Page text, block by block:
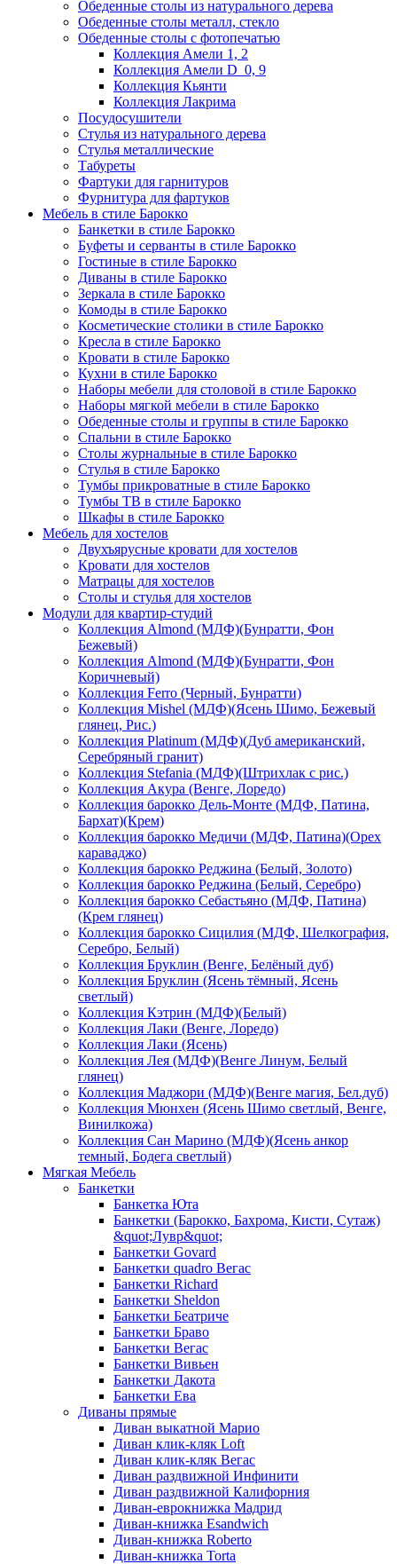
Обеденные столы из натурального дерева
Обеденные столы металл, стекло
Обеденные столы с фотопечатью
Коллекция Амели 1, 2
Коллекция Амели D_0, 9
Коллекция Кьянти
Коллекция Лакрима
Посудосушители
Стулья из натурального дерева
Стулья металлические
Табуреты
Фартуки для гарнитуров
Фурнитура для фартуков
Мебель в стиле Барокко
Банкетки в стиле Барокко
Буфеты и серванты в стиле Барокко
Гостиные в стиле Барокко
Диваны в стиле Барокко
Зеркала в стиле Барокко
Комоды в стиле Барокко
Косметические столики в стиле Барокко
Кресла в стиле Барокко
Кровати в стиле Барокко
Кухни в стиле Барокко
Наборы мебели для столовой в стиле Барокко
Наборы мягкой мебели в стиле Барокко
Обеденные столы и группы в стиле Барокко
Спальни в стиле Барокко
Столы журнальные в стиле Барокко
Стулья в стиле Барокко
Тумбы прикроватные в стиле Барокко
Тумбы ТВ в стиле Барокко
Шкафы в стиле Барокко
Мебель для хостелов
Двухъярусные кровати для хостелов
Кровати для хостелов
Матрацы для хостелов
Столы и стулья для хостелов
Модули для квартир-студий
Коллекция Almond (МДФ)(Бунратти, Фон
Бежевый)
Коллекция Almond (МДФ)(Бунратти, Фон
Коричневый)
Коллекция Ferro (Черный, Бунратти)
Коллекция Mishel (МДФ)(Ясень Шимо, Бежевый
глянец, Рис.)
Коллекция Platinum (МДФ)(Дуб американский,
Серебряный гранит)
Коллекция Stefania (МДФ)(Штрихлак с рис.)
Коллекция Акура (Венге, Лоредо)
Коллекция барокко Дель-Монте (МДФ, Патина,
Бархат)(Крем)
Коллекция барокко Медичи (МДФ, Патина)(Орех
караваджо)
Коллекция барокко Реджина (Белый, Золото)
Коллекция барокко Реджина (Белый, Серебро)
Коллекция барокко Себастьяно (МДФ, Патина)
(Крем глянец)
Коллекция барокко Сицилия (МДФ, Шелкография,
Серебро, Белый)
Коллекция Бруклин (Венге, Белёный дуб)
Коллекция Бруклин (Ясень тёмный, Ясень
светлый)
Коллекция Кэтрин (МДФ)(Белый)
Коллекция Лаки (Венге, Лоредо)
Коллекция Лаки (Ясень)
Коллекция Лея (МДФ)(Венге Линум, Белый
глянец)
Коллекция Маджори (МДФ)(Венге магия, Бел.дуб)
Коллекция Мюнхен (Ясень Шимо светлый, Венге,
Винилкожа)
Коллекция Сан Марино (МДФ)(Ясень анкор
темный, Бодега светлый)
Мягкая Мебель
Банкетки
Банкетка Юта
Банкетки (Барокко, Бахрома, Кисти, Сутаж)
&quot;Лувр&quot;
Банкетки Govard
Банкетки quadro Вегас
Банкетки Richard
Банкетки Sheldon
Банкетки Беатриче
Банкетки Браво
Банкетки Вегас
Банкетки Вивьен
Банкетки Дакота
Банкетки Ева
Диваны прямые
Диван выкатной Марио
Диван клик-кляк Loft
Диван клик-кляк Вегас
Диван раздвижной Инфинити
Диван раздвижной Калифорния
Диван-еврокнижка Мадрид
Диван-книжка Esandwich
Диван-книжка Roberto
Диван-книжка Torta